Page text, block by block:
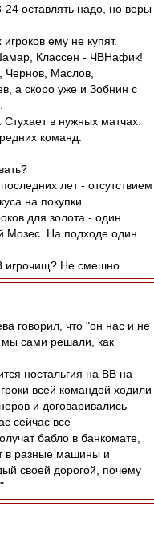
оставлять надо, но веры
ему не купят.
Классен - ЧВНафик!
Чернов, Маслов,
а скоро уже и Зобнин с
в нужных матчах.
команд.
лет - отсутствием
на покупки.
для золота - один
Мозес. На подходе один
игрочищ? Не смешно....
говорил, что "он нас и не
мы сами решали, как
ностальгия на ВВ на
всей командой ходили
и договаривались
сейчас все
бабло в банкомате,
в разные машины и
своей дорогой, почему